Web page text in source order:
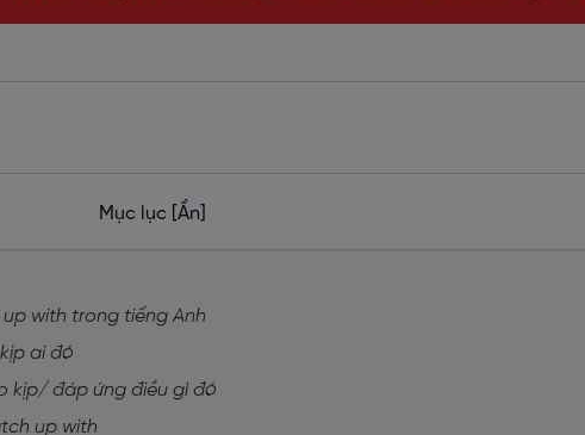
Mục lục [Ẩn]
with trong tiếng Anh
ai đó
kịp/ đáp ứng điều gì đó
up with